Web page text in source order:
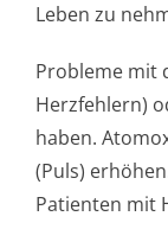
Leben zu
Probleme mit
Herzfehlern)
haben.
(Puls)
Patienten mit